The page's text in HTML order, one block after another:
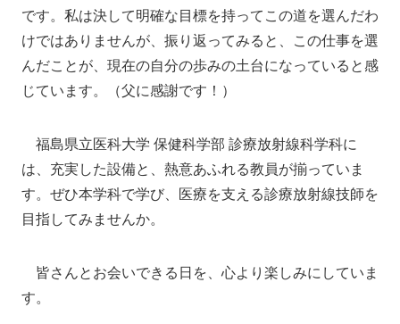
です。私は決して明確な目標を持ってこの道を選んだわ
けではありませんが、振り返ってみると、この仕事を選
んだことが、現在の自分の歩みの土台になっていると感
じています。（父に感謝です！）
福島県立医科大学 保健科学部 診療放射線科学科に
は、充実した設備と、熱意あふれる教員が揃っていま
す。ぜひ本学科で学び、医療を支える診療放射線技師を
目指してみませんか。
皆さんとお会いできる日を、心より楽しみにしていま
す。